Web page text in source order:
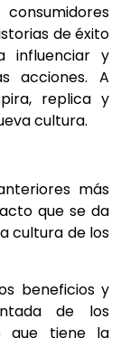
de éxito
influenciar y
acciones. A
replica y
cultura.
más
que se da
cultura de los
beneficios y
de los
que tiene la